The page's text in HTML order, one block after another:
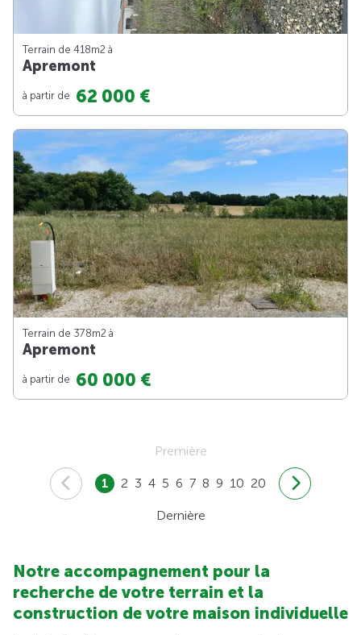
Terrain de 418m2 à
Apremont
à partir de 62 000 €
Terrain de 378m2 à
Apremont
à partir de 60 000 €
Première
1 2 3 4 5 6 7 8 9 10 20
Dernière
Notre accompagnement pour la
recherche de votre terrain et la
construction de votre maison individuelle